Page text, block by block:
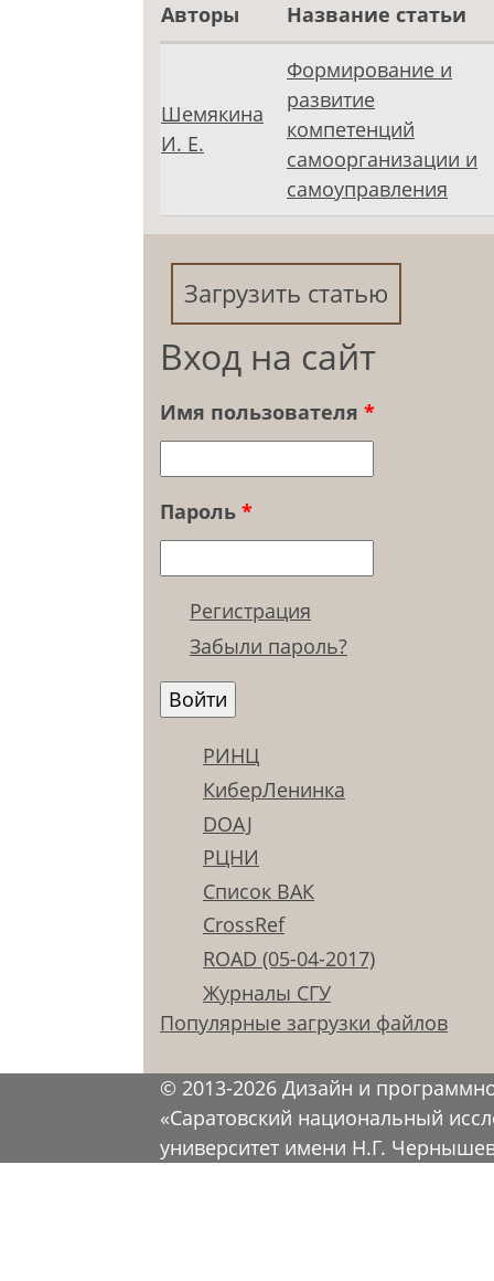
Авторы Название статьи
Шемякина
И. Е.
Формирование и
развитие
компетенций
самоорганизации и
самоуправления
Загрузить статью
Вход на сайт
Имя пользователя *
Пароль *
Регистрация
Забыли пароль?
РИНЦ
КиберЛенинка
DOAJ
РЦНИ
Список ВАК
CrossRef
ROAD (05-04-2017)
Журналы СГУ
Популярные загрузки файлов
© 2013-2026 Дизайн и
«Саратовский национальный
университет имени Н.Г.